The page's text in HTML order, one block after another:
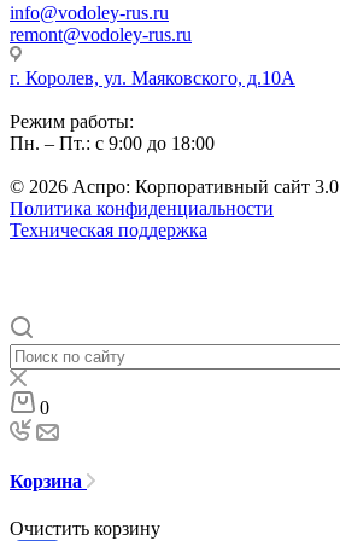
info@vodoley-rus.ru
remont@vodoley-rus.ru
г. Королев, ул. Маяковского, д.10А
Режим работы:
Пн. – Пт.: с 9:00 до 18:00
© 2026 Аспро: Корпоративный сайт 3.0
Политика конфиденциальности
Техническая поддержка
0
Корзина
Очистить корзину